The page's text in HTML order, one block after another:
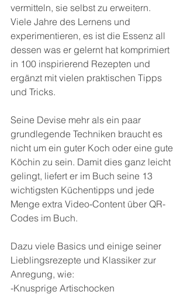
vermitteln, sie selbst zu erweitern.
Viele Jahre des Lernens und
experimentieren, es ist die Essenz all
dessen was er gelernt hat komprimiert
in 100 inspirierend Rezepten und
ergänzt mit vielen praktischen Tipps
und Tricks.
Seine Devise mehr als ein paar
grundlegende Techniken braucht es
nicht um ein guter Koch oder eine gute
Köchin zu sein. Damit dies ganz leicht
gelingt, liefert er im Buch seine 13
wichtigsten Küchentipps und jede
Menge extra Video-Content über QR-
Codes im Buch.
Dazu viele Basics und einige seiner
Lieblingsrezepte und Klassiker zur
Anregung, wie:
-Knusprige Artischocken